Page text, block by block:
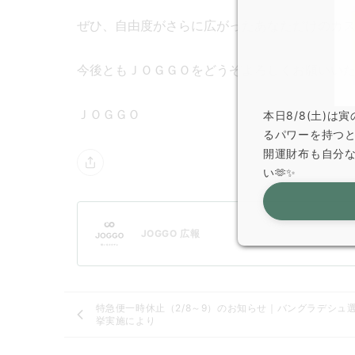
ぜひ、自由度がさらに広がったあなただけのカ
今後ともＪＯＧＧＯをどうぞよろしくお願いい
ＪＯＧＧＯ
JOGGO 広報
特急便一時休止（2/8～9）のお知らせ｜バングラデシュ
挙実施により
本日8/8(土)は寅
るパワーを持つ
開運財布も自分
い🫶✨